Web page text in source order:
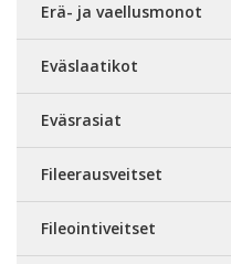
Erä- ja vaellusmonot
Eväslaatikot
Eväsrasiat
Fileerausveitset
Fileointiveitset